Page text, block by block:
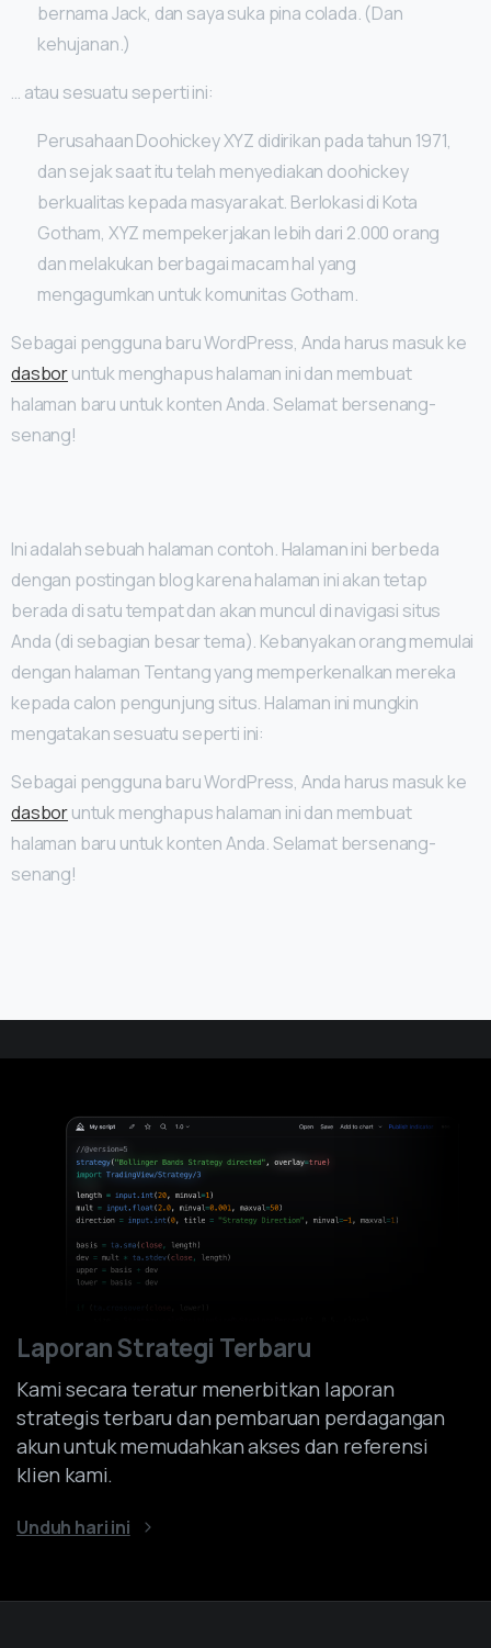
bernama Jack, dan saya suka pina colada. (Dan
kehujanan.)
… atau sesuatu seperti ini:
Perusahaan Doohickey XYZ didirikan pada tahun 1971,
dan sejak saat itu telah menyediakan doohickey
berkualitas kepada masyarakat. Berlokasi di Kota
Gotham, XYZ mempekerjakan lebih dari 2.000 orang
dan melakukan berbagai macam hal yang
mengagumkan untuk komunitas Gotham.
Sebagai pengguna baru WordPress, Anda harus masuk ke
dasboruntuk menghapus halaman ini dan membuat
halaman baru untuk konten Anda. Selamat bersenang-
senang!
Ini adalah sebuah halaman contoh. Halaman ini berbeda
dengan postingan blog karena halaman ini akan tetap
berada di satu tempat dan akan muncul di navigasi situs
Anda (di sebagian besar tema). Kebanyakan orang memulai
dengan halaman Tentang yang memperkenalkan mereka
kepada calon pengunjung situs. Halaman ini mungkin
mengatakan sesuatu seperti ini:
Sebagai pengguna baru WordPress, Anda harus masuk ke
dasboruntuk menghapus halaman ini dan membuat
halaman baru untuk konten Anda. Selamat bersenang-
senang!
Laporan Strategi Terbaru
Kami secara teratur menerbitkan laporan
strategis terbaru dan pembaruan perdagangan
akun untuk memudahkan akses dan referensi
klien kami.
Unduh hari ini